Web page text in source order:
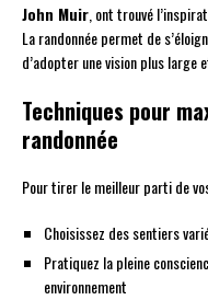
John Muir, ont trouvé
La randonnée permet de
d’adopter une vision plus
Techniques pour
randonnée
Pour tirer le meilleur parti de
Choisissez des sentiers
Pratiquez la pleine
environnement